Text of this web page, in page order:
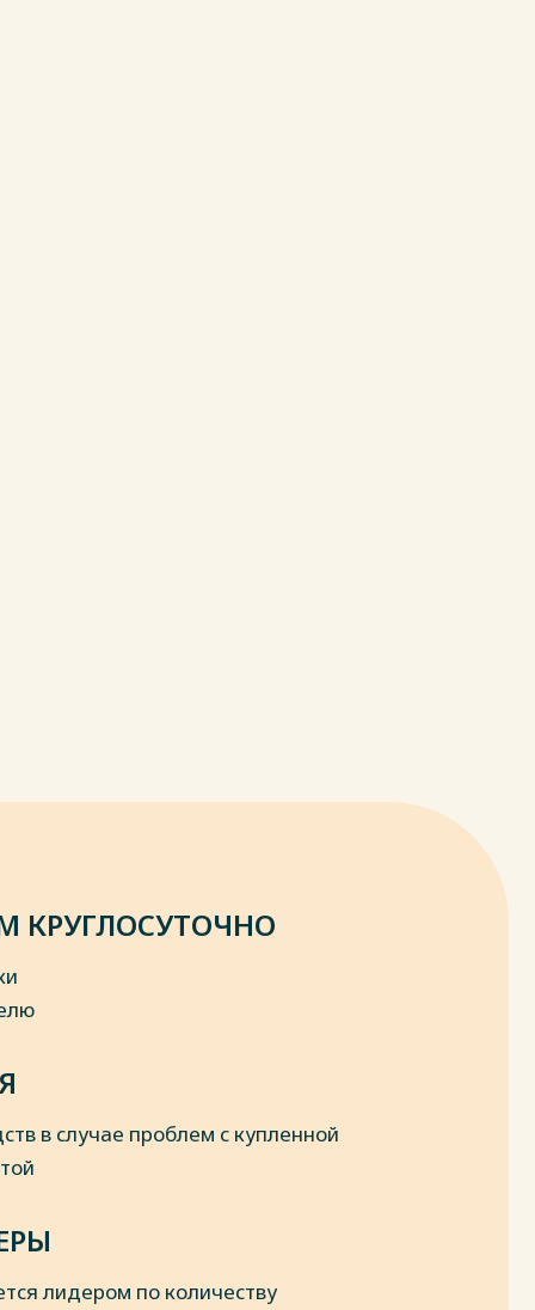
КРУГЛОСУТОЧНО
в случае проблем с купленной
лидером по количеству